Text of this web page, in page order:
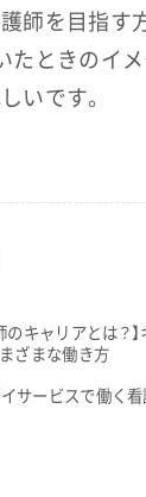
師を目指す
たときのイ
いです。
のキャリアとは？
ざまな働き方
イサービスで働く